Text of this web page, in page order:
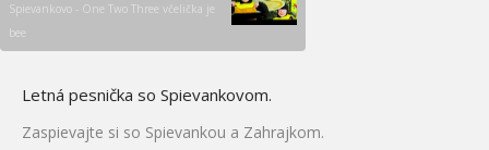
Spievankovo - One Two Three včelička je
bee
Letná pesnička so Spievankovom.
Zaspievajte si so Spievankou a Zahrajkom.